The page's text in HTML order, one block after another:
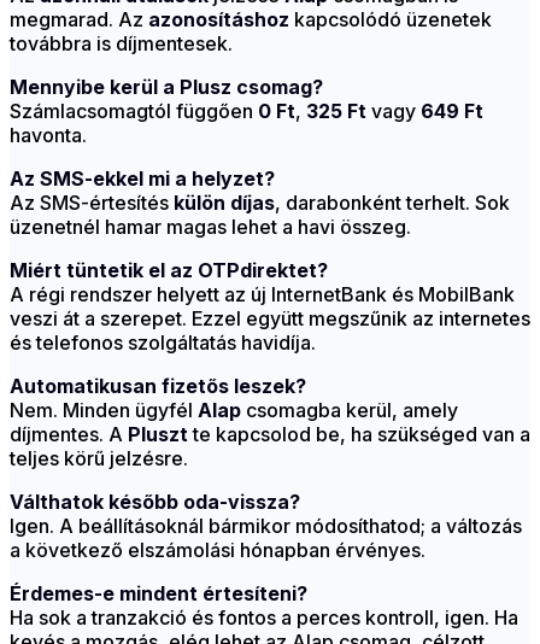
megmarad. Az azonosításhoz kapcsolódó üzenetek
továbbra is díjmentesek.
Mennyibe kerül a Plusz csomag?
Számlacsomagtól függően 0 Ft, 325 Ft vagy 649 Ft
havonta.
Az SMS-ekkel mi a helyzet?
Az SMS-értesítés külön díjas, darabonként terhelt. Sok
üzenetnél hamar magas lehet a havi összeg.
Miért tüntetik el az OTPdirektet?
A régi rendszer helyett az új InternetBank és MobilBank
veszi át a szerepet. Ezzel együtt megszűnik az internetes
és telefonos szolgáltatás havidíja.
Automatikusan fizetős leszek?
Nem. Minden ügyfél Alap csomagba kerül, amely
díjmentes. A Plusztte kapcsolod be, ha szükséged van a
teljes körű jelzésre.
Válthatok később oda-vissza?
Igen. A beállításoknál bármikor módosíthatod; a változás
a következő elszámolási hónapban érvényes.
Érdemes-e mindent értesíteni?
Ha sok a tranzakció és fontos a perces kontroll, igen. Ha